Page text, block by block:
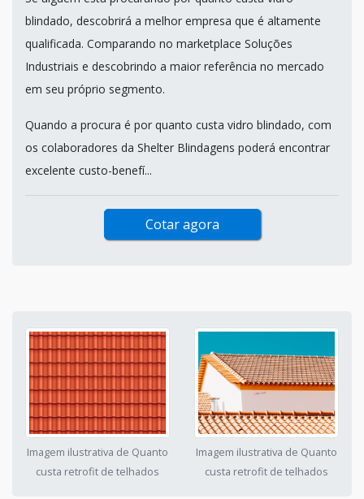
blindado, descobrirá a melhor empresa que é altamente
qualificada. Comparando no marketplace Soluções
Industriais e descobrindo a maior referência no mercado
em seu próprio segmento.
Quando a procura é por quanto custa vidro blindado, com
os colaboradores da Shelter Blindagens poderá encontrar
excelente custo-benefí...
Cotar agora
Imagem ilustrativa de Quanto
custa retrofit de telhados
Imagem ilustrativa de Quanto
custa retrofit de telhados